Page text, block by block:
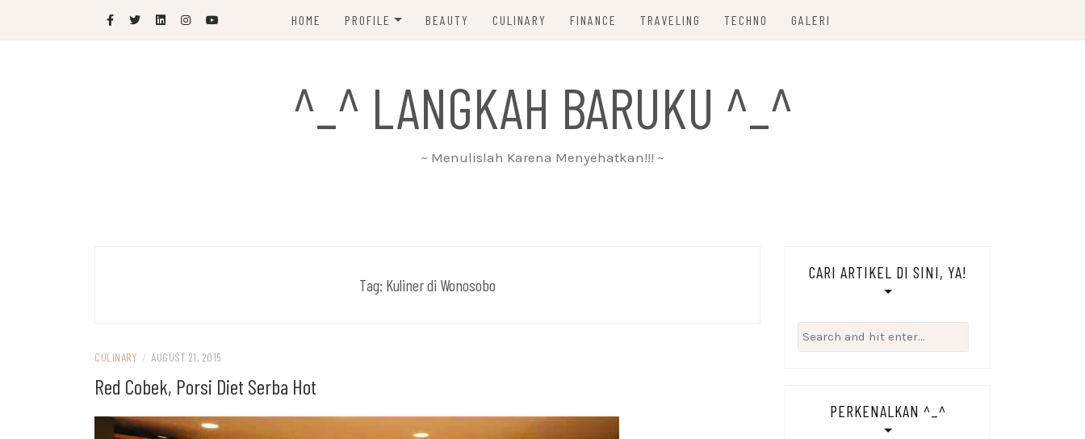
HOME PROFILE
DISCLAIMER
PRIVACY POLICY
BEAUTY CULINARY FINANCE TRAVELING TECHNO GALERI
^_^ LANGKAH BARUKU ^_^
~ Menulislah Karena Menyehatkan!!! ~
Tag: Kuliner di Wonosobo
CULINARY / AUGUST 21, 2015
Red Cobek, Porsi Diet Serba Hot
CARI ARTIKEL DI SINI, YA!
Search
for:
PERKENALKAN ^_^